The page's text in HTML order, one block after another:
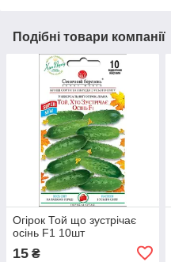
Подібні товари компанії
Огірок Той що зустрічає
осінь F1 10шт
15 ₴